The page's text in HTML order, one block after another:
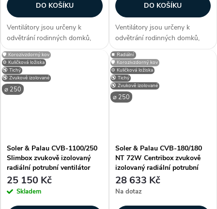
DO KOŠÍKU
Ventilátory jsou určeny k
odvětrání rodinných domků,
sociálních zařízení, kanceláří a
provozoven. Výhodně lze při
instalaci do podhledu použít
flexohadice, tvarovky,
rozváděcí...
DO KOŠÍKU
Ventilátory jsou určeny k
odvětrání rodinných domků,
sociálních zařízení, kanceláří a
provozoven. Výhodně lze při
instalaci do podhledu použít
flexohadice, tvarovky,
rozváděcí...
⚙️ Kuličková ložiska
🔇 Tichý
⌀ 250
🔇 Zvukově izolované
🛡️ Korozivzdorný kov
Soler & Palau CVB-1100/250
Slimbox zvukově izolovaný
radiální potrubní ventilátor
25 150 Kč
Skladem
⚙️ Kuličková ložiska
🔇 Tichý
⌀ 250
⏹️ Radiální
🔇 Zvukově izolované
🛡️ Korozivzdorný kov
Soler & Palau CVB-180/180
NT 72W Centribox zvukově
izolovaný radiální potrubní
ventilátor
28 633 Kč
Na dotaz